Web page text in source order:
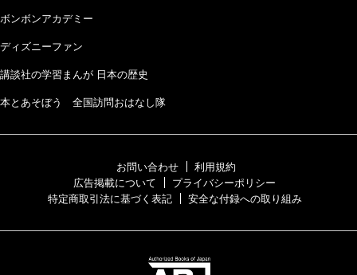
ボンボンアカデミー
ディズニーファン
講談社の学習まんが 日本の歴史
本とあそぼう 全国訪問おはなし隊
お問い合わせ
利用規約
広告掲載について
プライバシーポリシー
特定商取引法に基づく表記
安全な付録への取り組み